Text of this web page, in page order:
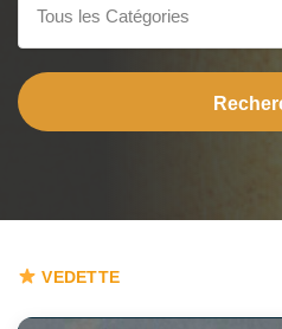
Tous les Catégories
VEDETTE